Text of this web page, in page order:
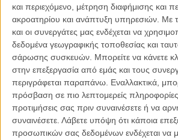
και περιεχόμενο, μέτρηση διαφήμισης και
ακροατηρίου και ανάπτυξη υπηρεσιών. Με
και οι συνεργάτες μας ενδέχεται να
δεδομένα γεωγραφικής τοποθεσίας και
σάρωσης συσκευών. Μπορείτε να κάνετε
στην επεξεργασία από εμάς και τους
περιγράφεται παραπάνω. Εναλλακτικά,
πρόσβαση σε πιο λεπτομερείς πληροφορίες
προτιμήσεις σας πριν συναινέσετε ή να
συναινέσετε. Λάβετε υπόψη ότι κάποια
προσωπικών σας δεδομένων ενδέχεται να
Αμετανόητα στρατευμένο από τα πρώτα
σπορ που κάνει τα μπλουζάκια εκατομμύρια
επαγγελματιών δρομέων σε ολόκληρο τον
καθημερινά στον ιδρώτα, το ντοκιμαντέρ του
αρχικά σχεδόν σαν μέσο προσηλυτισμού.
διαδώσει τις χαρές του τρεξίματος, μπορεί να
νέους οπαδούς του αθλήματος, το σίγουρο
καταφέρνει τελικά να μεταδώσει λίγο από τον
που το αγάπησαν.